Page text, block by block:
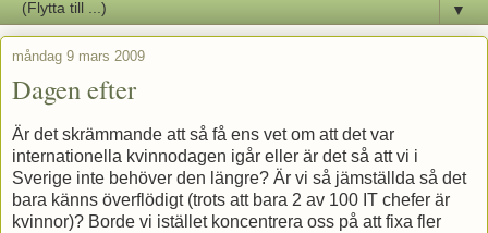
▼
måndag 9 mars 2009
Dagen efter
Är det skrämmande att så få ens vet om att det var
internationella kvinnodagen igår eller är det så att vi i
Sverige inte behöver den längre? Är vi så jämställda så det
bara känns överflödigt (trots att bara 2 av 100 IT chefer är
kvinnor)? Borde vi istället koncentrera oss på att fixa fler